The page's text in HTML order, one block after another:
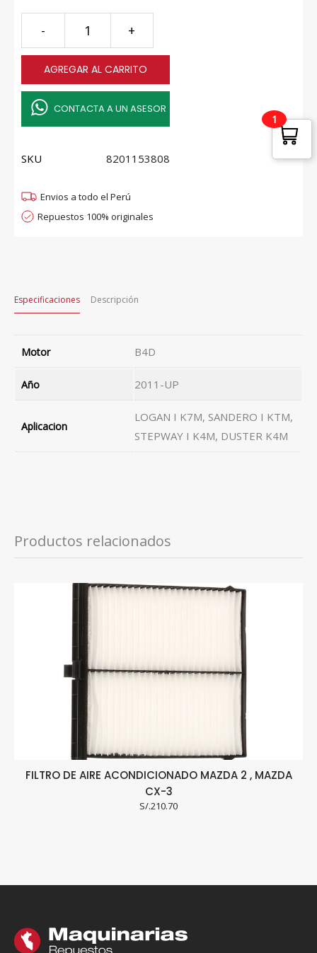
-
AIRE
ACONDICIONADO
RENAULT
quantity
+
AGREGAR AL CARRITO
CONTACTA A UN ASESOR
SKU 8201153808
Envios a todo el Perú
Repuestos 100% originales
Especificaciones Descripción
Motor B4D
Año 2011-UP
Aplicacion
LOGAN I K7M, SANDERO I KTM,
STEPWAY I K4M, DUSTER K4M
Productos relacionados
FILTRO DE AIRE ACONDICIONADO MAZDA 2 , MAZDA
CX-3
S/.210.70
1